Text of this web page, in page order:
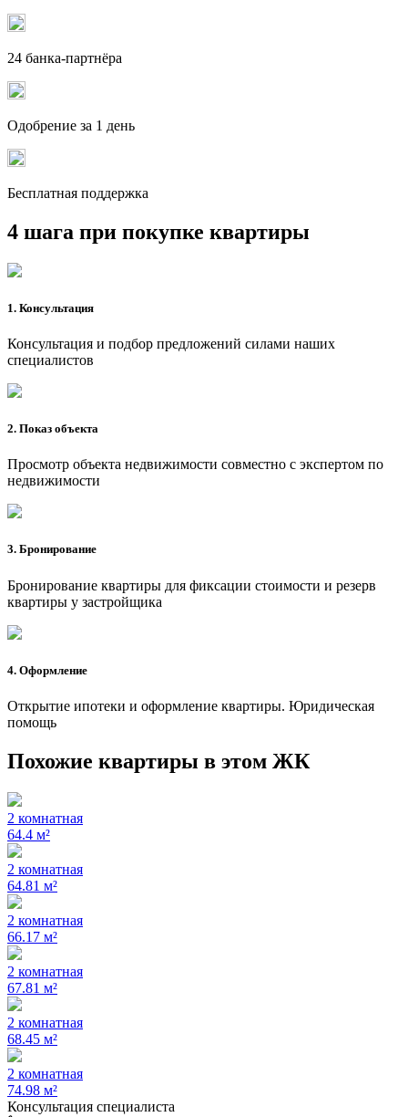
24 банка-партнёра
Одобрение за 1 день
Бесплатная поддержка
4 шага при покупке квартиры
1. Консультация
Консультация и подбор предложений силами наших
специалистов
2. Показ объекта
Просмотр объекта недвижимости совместно с экспертом по
недвижимости
3. Бронирование
Бронирование квартиры для фиксации стоимости и резерв
квартиры у застройщика
4. Оформление
Открытие ипотеки и оформление квартиры. Юридическая
помощь
Похожие квартиры в этом ЖК
2 комнатная
64.4 м²
2 комнатная
64.81 м²
2 комнатная
66.17 м²
2 комнатная
67.81 м²
2 комнатная
68.45 м²
2 комнатная
74.98 м²
Консультация специалиста